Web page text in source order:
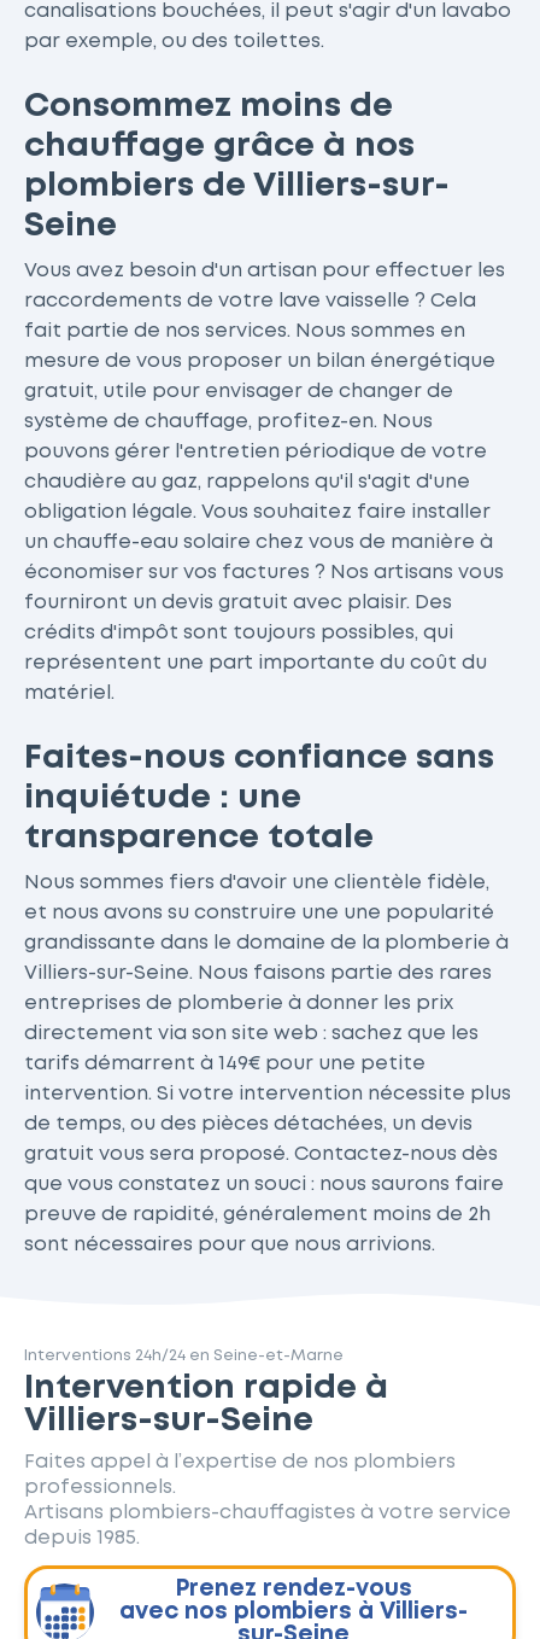
canalisations bouchées, il peut s'agir d'un lavabo
par exemple, ou des toilettes.
Consommez moins de
chauffage grâce à nos
plombiers de Villiers-sur-
Seine
Vous avez besoin d'un artisan pour effectuer les
raccordements de votre lave vaisselle ? Cela
fait partie de nos services. Nous sommes en
mesure de vous proposer un bilan énergétique
gratuit, utile pour envisager de changer de
système de chauffage, profitez-en. Nous
pouvons gérer l'entretien périodique de votre
chaudière au gaz, rappelons qu'il s'agit d'une
obligation légale. Vous souhaitez faire installer
un chauffe-eau solaire chez vous de manière à
économiser sur vos factures ? Nos artisans vous
fourniront un devis gratuit avec plaisir. Des
crédits d'impôt sont toujours possibles, qui
représentent une part importante du coût du
matériel.
Faites-nous confiance sans
inquiétude : une
transparence totale
Nous sommes fiers d'avoir une clientèle fidèle,
et nous avons su construire une une popularité
grandissante dans le domaine de la plomberie à
Villiers-sur-Seine. Nous faisons partie des rares
entreprises de plomberie à donner les prix
directement via son site web : sachez que les
tarifs démarrent à 149€ pour une petite
intervention. Si votre intervention nécessite plus
de temps, ou des pièces détachées, un devis
gratuit vous sera proposé. Contactez-nous dès
que vous constatez un souci : nous saurons faire
preuve de rapidité, généralement moins de 2h
sont nécessaires pour que nous arrivions.
Interventions 24h/24 en Seine-et-Marne
Intervention rapide à
Villiers-sur-Seine
Faites appel à l’expertise de nos plombiers
professionnels.
Artisans plombiers-chauffagistes à votre service
depuis 1985.
Prenez rendez-vous
avec nos plombiers à Villiers-